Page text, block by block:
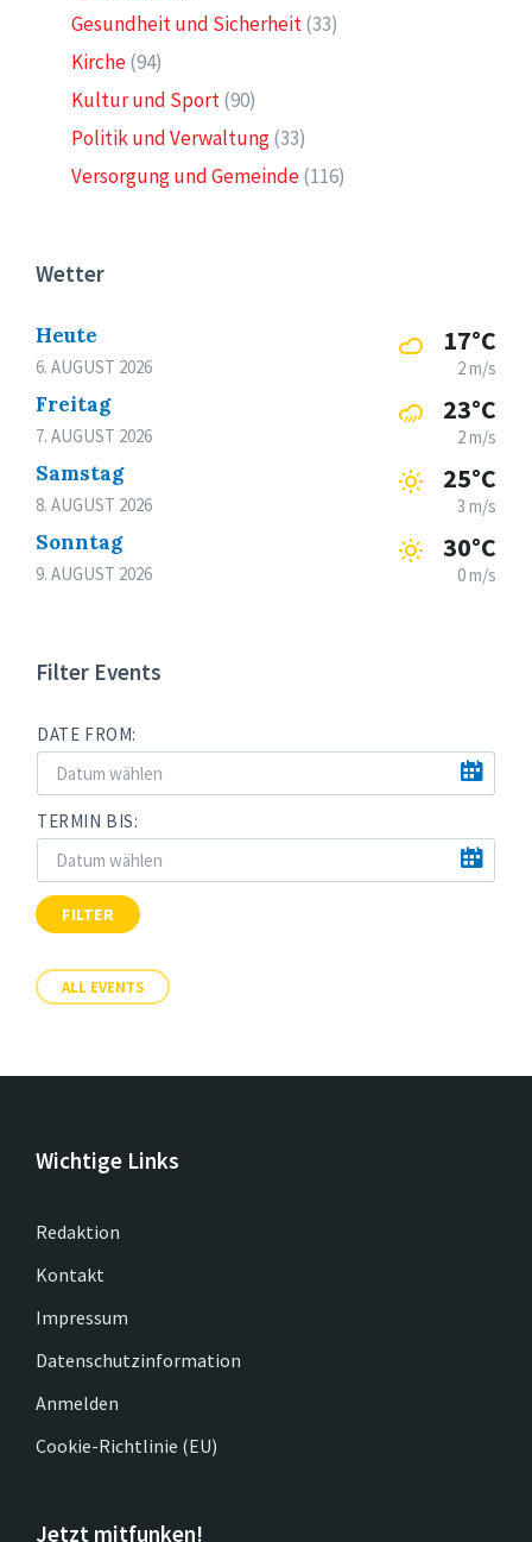
Gesundheit und Sicherheit(33)
Kirche(94)
Kultur und Sport(90)
Politik und Verwaltung(33)
Versorgung und Gemeinde(116)
Wetter
Heute
6. AUGUST 2026
17°C
2 m/s
Freitag
7. AUGUST 2026
23°C
2 m/s
Samstag
8. AUGUST 2026
25°C
3 m/s
Sonntag
9. AUGUST 2026
30°C
0 m/s
Filter Events
DATE FROM:
TERMIN BIS:
FILTER
ALL EVENTS
Wichtige Links
Redaktion
Kontakt
Impressum
Datenschutzinformation
Anmelden
Cookie-Richtlinie (EU)
Jetzt mitfunken!